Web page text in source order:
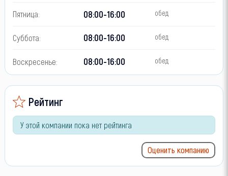
Пятница: 08:00-16:00 обед
Суббота: 08:00-16:00 обед
Воскресенье: 08:00-16:00 обед
Рейтинг
У этой компании пока нет рейтинга
Оценить компанию